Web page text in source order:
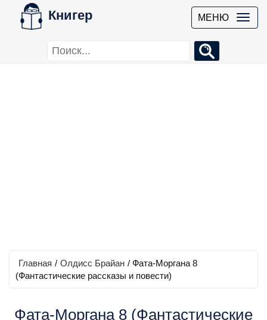
Книгер МЕНЮ
Главная / Олдисс Брайан / Фата-Моргана 8
(Фантастические рассказы и повести)
Фата-Моргана 8 (Фантастические